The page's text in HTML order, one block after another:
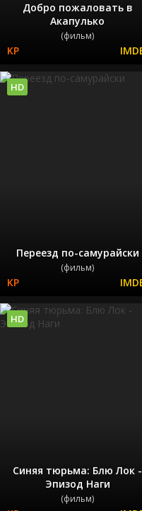
Добро пожаловать в
Акапулько
(фильм)
Переезд по-самурайски
(фильм)
HD
Синяя тюрьма: Блю Лок -
Эпизод Наги
(фильм)
HD